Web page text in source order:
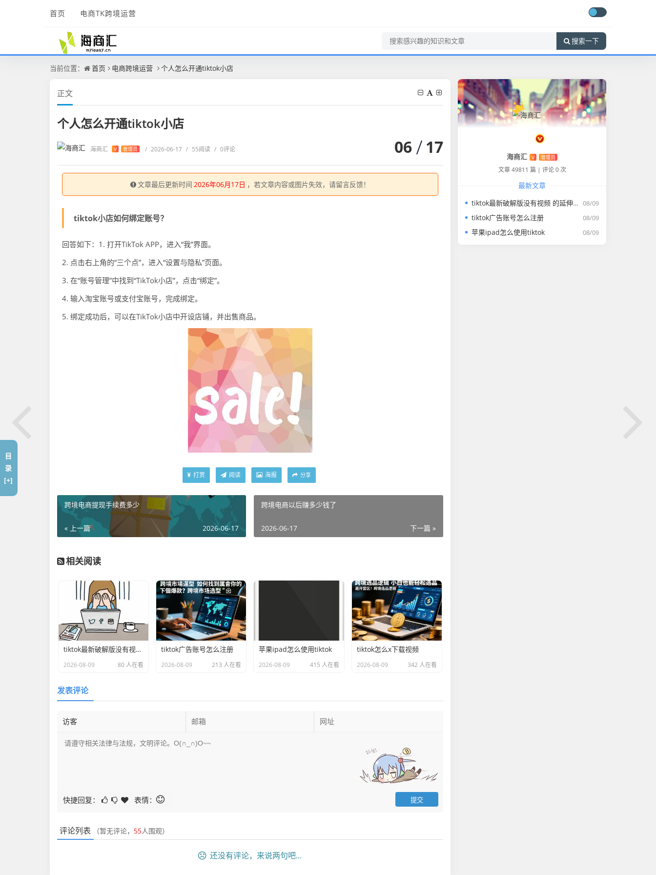
首页 电商TK跨境运营
搜索一下
当前位置： 首页 电商跨境运营 个人怎么开通tiktok小店
正文
个人怎么开通tiktok小店
海商汇 V 管理员 / 2026-06-17 / 55阅读 / 0评论 06 17
文章最后更新时间 2026年06月17日 ，若文章内容或图片失效，请留言反馈！
tiktok小店如何绑定账号？
回答如下：1. 打开TikTok APP，进入“我”界面。
2. 点击右上角的“三个点”，进入“设置与隐私”页面。
3. 在“账号管理”中找到“TikTok小店”，点击“绑定”。
4. 输入淘宝账号或支付宝账号，完成绑定。
5. 绑定成功后，可以在TikTok小店中开设店铺，并出售商品。
打赏 阅读 海报 分享
跨境电商提现手续费多少
« 上一篇 2026-06-17
跨境电商以后赚多少钱了
下一篇 »
2026-06-17
相关阅读
tiktok最新破解版没有视频 的延伸长尾关键词是那些
2026-08-09 80 人在看
tiktok广告账号怎么注册
2026-08-09 213 人在看
苹果ipad怎么使用tiktok
2026-08-09 415 人在看
tiktok怎么x下载视频
2026-08-09 342 人在看
发表评论
快捷回复： 表情：
评论列表 （暂无评论， 55人围观）
还没有评论，来说两句吧...
海商汇 V 管理员
文章 49811 篇 | 评论 0 次
最新文章
08/09
tiktok最新破解版没有视频 的延伸长尾关键词是那些
08/09
tiktok广告账号怎么注册
08/09
苹果ipad怎么使用tiktok
目
录
[+]